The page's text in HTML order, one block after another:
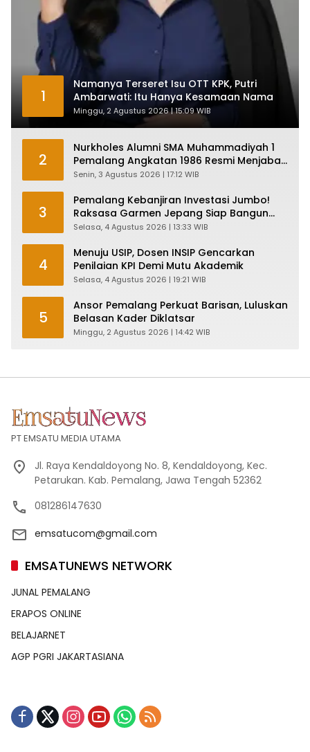
1
Namanya Terseret Isu OTT KPK, Putri
Ambarwati: Itu Hanya Kesamaan Nama
Minggu, 2 Agustus 2026 | 15:09 WIB
2
Nurkholes Alumni SMA Muhammadiyah 1
Pemalang Angkatan 1986 Resmi Menjabat
Plt Bupati, Inilah Pesan Ketua Asmam 86
Senin, 3 Agustus 2026 | 17:12 WIB
3
Pemalang Kebanjiran Investasi Jumbo!
Raksasa Garmen Jepang Siap Bangun
Pabrik dan Serap Ribuan Tenaga Kerja
Selasa, 4 Agustus 2026 | 13:33 WIB
4
Menuju USIP, Dosen INSIP Gencarkan
Penilaian KPI Demi Mutu Akademik
Selasa, 4 Agustus 2026 | 19:21 WIB
5
Ansor Pemalang Perkuat Barisan, Luluskan
Belasan Kader Diklatsar
Minggu, 2 Agustus 2026 | 14:42 WIB
PT EMSATU MEDIA UTAMA
Jl. Raya Kendaldoyong No. 8, Kendaldoyong, Kec.
Petarukan. Kab. Pemalang, Jawa Tengah 52362
081286147630
emsatucom@gmail.com
EMSATUNEWS NETWORK
JUNAL PEMALANG
ERAPOS ONLINE
BELAJARNET
AGP PGRI JAKARTASIANA